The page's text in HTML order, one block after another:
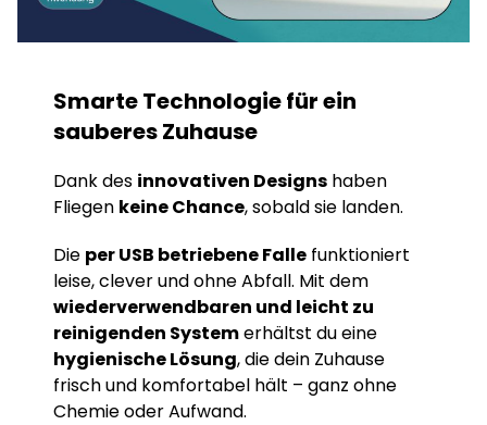
Smarte Technologie für ein
sauberes Zuhause
Dank des innovativen Designs haben
Fliegen keine Chance, sobald sie landen.
Die per USB betriebene Falle funktioniert
leise, clever und ohne Abfall. Mit dem
wiederverwendbaren und leicht zu
reinigenden Systemerhältst du eine
hygienische Lösung, die dein Zuhause
frisch und komfortabel hält – ganz ohne
Chemie oder Aufwand.